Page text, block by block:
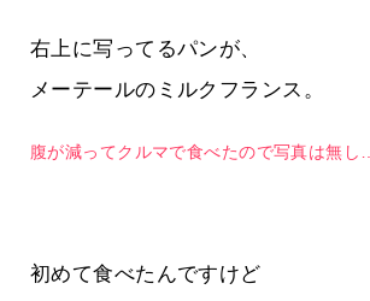
右上に写ってるパンが、
メーテールのミルクフランス。
腹が減ってクルマで食べたので写真は無し…
初めて食べたんですけど